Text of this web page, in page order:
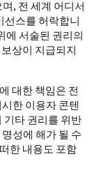
, 전 세계 어디서
스를 허락합니
에 서술된 권리의
상이 지급되지
대한 책임은 전
한 이용자 콘텐
기타 권리를 위반
성에 해가 될 수
한 내용도 포함